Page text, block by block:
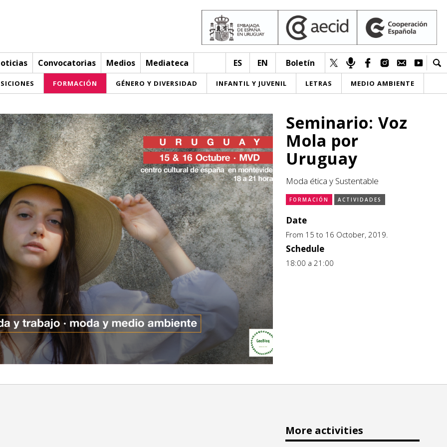
Convocatorias Medios Mediateca ES EN Boletín
FORMACIÓN GÉNERO Y DIVERSIDAD INFANTIL Y JUVENIL LETRAS MEDIO AMBIENTE
Seminario: Voz
Mola por
Uruguay
Moda ética y Sustentable
FORMACIÓN ACTIVIDADES
Date
From 15 to 16 October, 2019.
Schedule
18:00 a 21:00
More activities